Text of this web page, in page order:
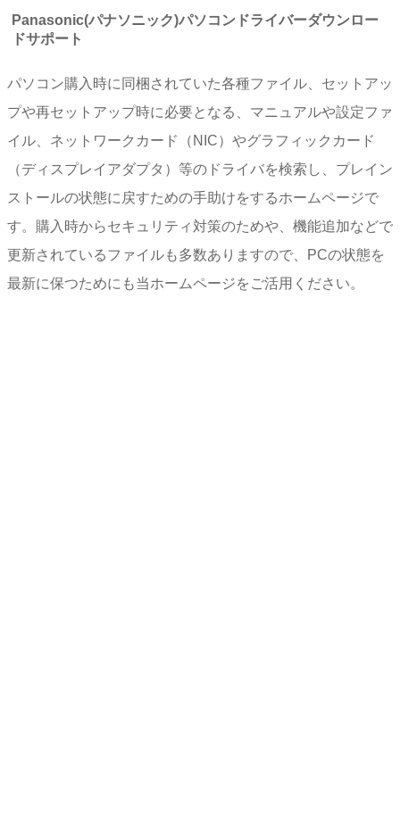
Panasonic(パナソニック)パソコンドライバーダウンロー
ドサポート
パソコン購入時に同梱されていた各種ファイル、セットアッ
プや再セットアップ時に必要となる、マニュアルや設定ファ
イル、ネットワークカード（NIC）やグラフィックカード
（ディスプレイアダプタ）等のドライバを検索し、プレイン
ストールの状態に戻すための手助けをするホームページで
す。購入時からセキュリティ対策のためや、機能追加などで
更新されているファイルも多数ありますので、PCの状態を
最新に保つためにも当ホームページをご活用ください。